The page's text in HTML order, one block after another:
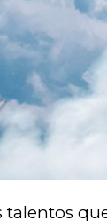
talentos